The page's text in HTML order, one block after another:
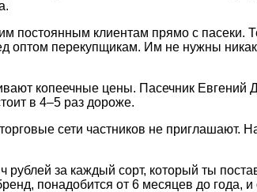
постоянным клиентам прямо с
оптом перекупщикам. Им не нужны
копеечные цены. Пасечник Евгений
в 4–5 раз дороже.
сети частников не приглашают.
за каждый сорт, который ты
понадобится от 6 месяцев до